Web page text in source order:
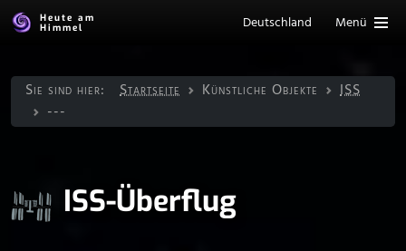
Heute am
Himmel
Deutschland Menü
Sie sind hier: Startseite Künstliche Objekte
ISS
---
ISS-Überflug